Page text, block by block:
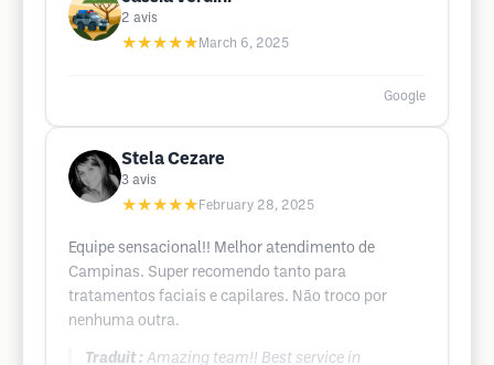
2 avis
★★★★★ March 6, 2025
Google
Stela Cezare
3 avis
★★★★★ February 28, 2025
Equipe sensacional!! Melhor atendimento de
Campinas. Super recomendo tanto para
tratamentos faciais e capilares. Não troco por
nenhuma outra.
Traduit : Amazing team!! Best service in